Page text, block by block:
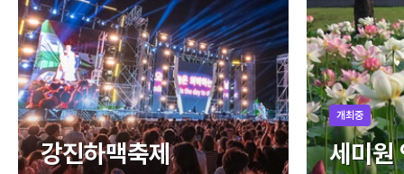
강진하맥축제
개최중
세미원